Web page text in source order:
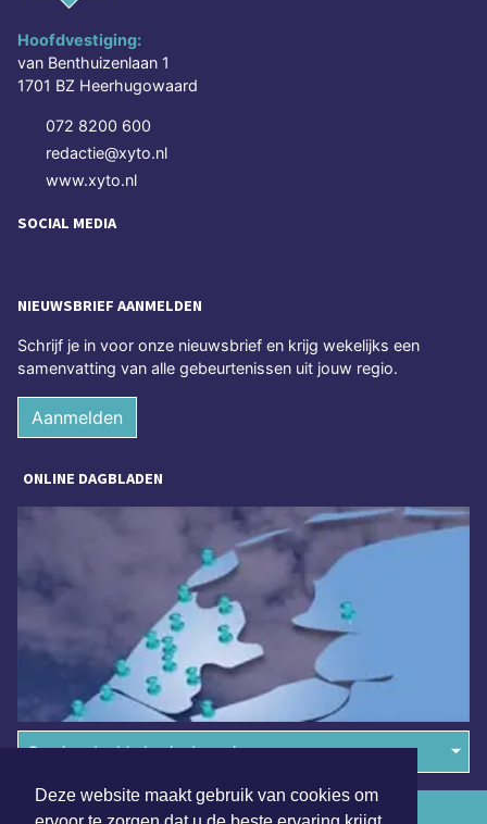
Deze website maakt gebruik van cookies om
Hoofdvestiging:
van Benthuizenlaan 1
1701 BZ Heerhugowaard
072 8200 600
redactie@xyto.nl
www.xyto.nl
SOCIAL MEDIA
NIEUWSBRIEF AANMELDEN
Schrijf je in voor onze nieuwsbrief en krijg wekelijks een
samenvatting van alle gebeurtenissen uit jouw regio.
Aanmelden
ONLINE DAGBLADEN
Overige dagbladen in de regio
Algemene voorwaarden